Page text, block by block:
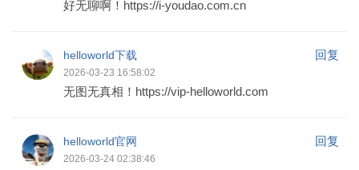
好无聊啊！https://i-youdao.com.cn
helloworld下载 回复
2026-03-23 16:58:02
无图无真相！https://vip-helloworld.com
helloworld官网 回复
2026-03-24 02:38:46